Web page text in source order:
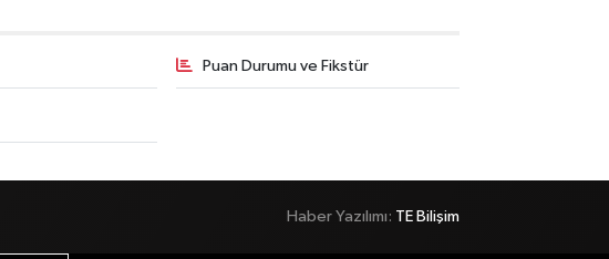
Puan Durumu ve Fikstür
Haber Yazılımı: TE Bilişim